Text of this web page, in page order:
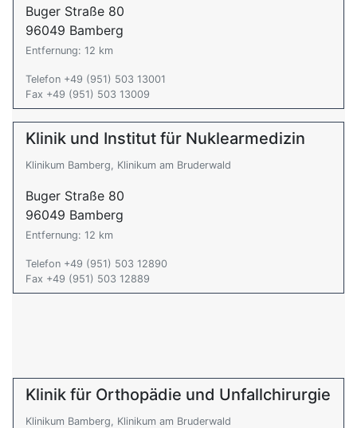
Buger Straße 80
96049 Bamberg
Entfernung: 12 km
Telefon +49 (951) 503 13001
Fax +49 (951) 503 13009
Klinik und Institut für Nuklearmedizin
Klinikum Bamberg, Klinikum am Bruderwald
Buger Straße 80
96049 Bamberg
Entfernung: 12 km
Telefon +49 (951) 503 12890
Fax +49 (951) 503 12889
Klinik für Orthopädie und Unfallchirurgie
Klinikum Bamberg, Klinikum am Bruderwald